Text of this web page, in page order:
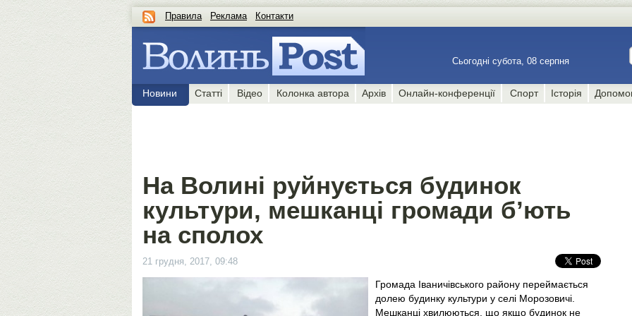
Правила Реклама Контакти
Сьогодні субота, 08 серпня
Новини Статті Відео Колонка автора Архів Онлайн-конференції Спорт Історія
На Волині руйнується будинок
культури, мешканці громади б’ють
на сполох
21 грудня, 2017, 09:48
Громада Іваничівського району переймається
долею будинку культури у селі Морозовичі.
Мешканці хвилюються, що якщо будинок не